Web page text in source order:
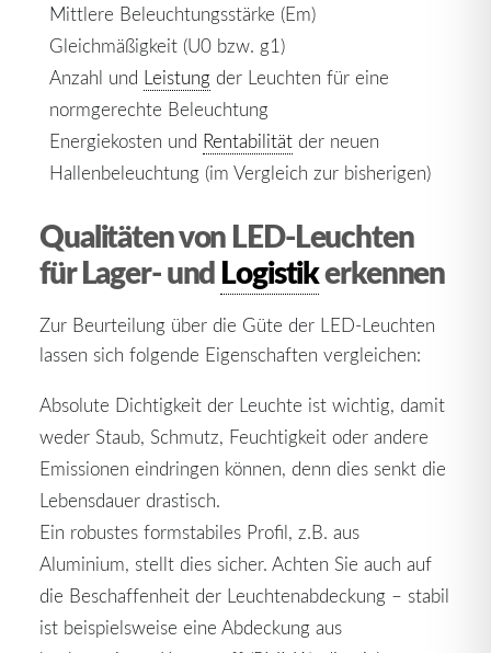
Mittlere Beleuchtungsstärke (Em)
Gleichmäßigkeit (U0 bzw. g1)
Anzahl und Leistung der Leuchten für eine
normgerechte Beleuchtung
Energiekosten und Rentabilität der neuen
Hallenbeleuchtung (im Vergleich zur bisherigen)
Qualitäten von LED-Leuchten
für Lager- undLogistikerkennen
Zur Beurteilung über die Güte der LED-Leuchten
lassen sich folgende Eigenschaften vergleichen:
Absolute Dichtigkeit der Leuchte ist wichtig, damit
weder Staub, Schmutz, Feuchtigkeit oder andere
Emissionen eindringen können, denn dies senkt die
Lebensdauer drastisch.
Ein robustes formstabiles Profil, z.B. aus
Aluminium, stellt dies sicher. Achten Sie auch auf
die Beschaffenheit der Leuchtenabdeckung – stabil
ist beispielsweise eine Abdeckung aus